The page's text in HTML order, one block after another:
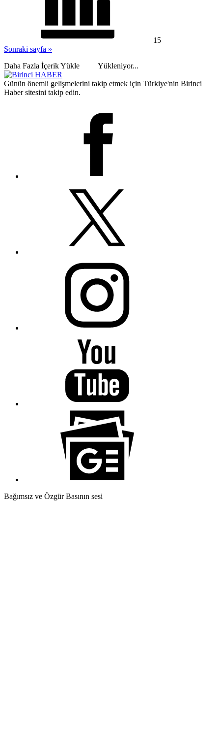
15
Sonraki sayfa »
Daha Fazla İçerik Yükle
Yükleniyor...
Günün önemli gelişmelerini takip etmek için Türkiye'nin Birinci
Haber sitesini takip edin.
Bağımsız ve Özgür Basının sesi